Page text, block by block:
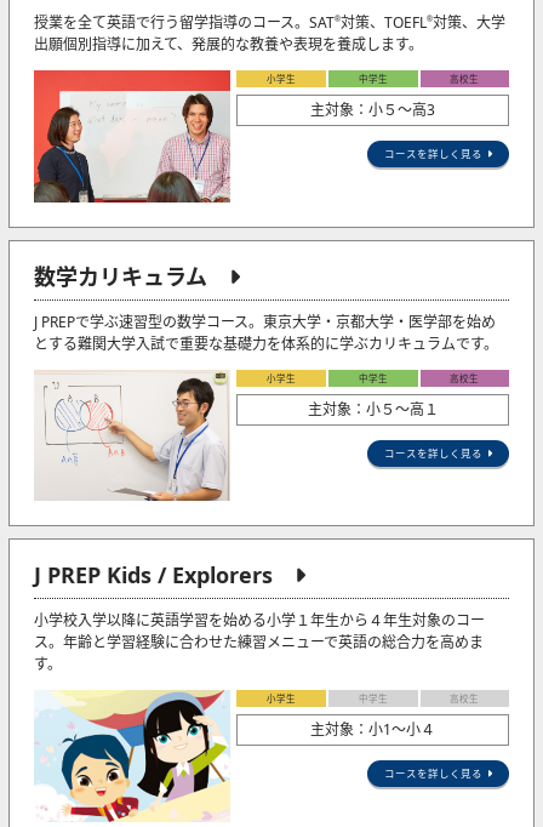
授業を全て英語で行う留学指導のコース。SAT®対策、TOEFL®対策、大学
出願個別指導に加えて、発展的な教養や表現を養成します。
小学生 中学生 高校生
主対象：小５〜高3
コースを詳しく見る
数学カリキュラム
J PREPで学ぶ速習型の数学コース。東京大学・京都大学・医学部を始め
とする難関大学入試で重要な基礎力を体系的に学ぶカリキュラムです。
小学生 中学生 高校生
主対象：小５〜高１
コースを詳しく見る
J PREP Kids / Explorers
小学校入学以降に英語学習を始める小学１年生から４年生対象のコー
ス。年齢と学習経験に合わせた練習メニューで英語の総合力を高めま
す。
小学生 中学生 高校生
主対象：小1〜小４
コースを詳しく見る